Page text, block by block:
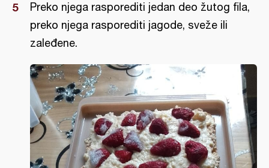
Preko njega rasporediti jedan deo žutog fila,
preko njega rasporediti jagode, sveže ili
zaleđene.